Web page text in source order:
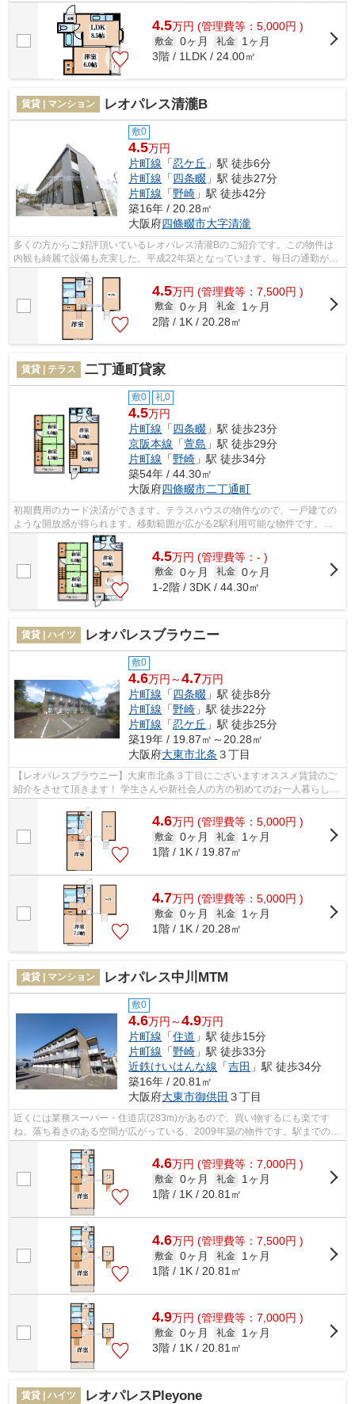
上階からの音が聞こえないのが最上階...
4.5万円 (管理費等：5,000円 )
敷金 0ヶ月 礼金
1ヶ月
3階 / 1LDK / 24.00㎡
賃貸 | マンション レオパレス清瀧B
敷0
4.5万円
片町線 「忍ケ丘 」駅 徒歩6分
片町線 「四条畷 」駅 徒歩27分
片町線 「野崎 」駅 徒歩42分
築16年 / 20.28㎡
大阪府四條畷市大字清瀧
多くの方からご好評頂いているレオパレス清瀧Bのご紹介です。この物件は
内観も綺麗で設備も充実した、平成22年築となっています。毎日の通勤が快
適になるマンション、2駅利用可能です...
4.5万円 (管理費等：7,500円 )
敷金 0ヶ月 礼金
1ヶ月
2階 / 1K / 20.28㎡
賃貸 | テラス 二丁通町貸家
敷0 礼0
4.5万円
片町線 「四条畷 」駅 徒歩23分
京阪本線 「萱島 」駅 徒歩29分
片町線 「野崎 」駅 徒歩34分
築54年 / 44.30㎡
大阪府四條畷市二丁通町
初期費用のカード決済ができます。テラスハウスの物件なので、一戸建ての
ような開放感が得られます。移動範囲が広がる2駅利用可能な物件です。四
條畷市で知名度のある片町線四条畷駅周...
4.5万円 (管理費等：- )
敷金 0ヶ月 礼金 0ヶ月
1-2階 / 3DK / 44.30㎡
賃貸 | ハイツ レオパレスブラウニー
敷0
4.6万円～4.7万円
片町線 「四条畷 」駅 徒歩8分
片町線 「野崎 」駅 徒歩22分
片町線 「忍ケ丘 」駅 徒歩25分
築19年 / 19.87㎡～20.28㎡
大阪府大東市北条 ３丁目
【レオパレスブラウニー】大東市北条３丁目にございますオススメ賃貸のご
紹介をさせて頂きます！ 学生さんや新社会人の方の初めてのお一人暮らしに
もオススメ！2006年築で外観も内装...
4.6万円 (管理費等：5,000円 )
敷金 0ヶ月 礼金
1ヶ月
1階 / 1K / 19.87㎡
4.7万円 (管理費等：5,000円 )
敷金 0ヶ月 礼金
1ヶ月
1階 / 1K / 20.28㎡
賃貸 | マンション レオパレス中川MTM
敷0
4.6万円～4.9万円
片町線 「住道 」駅 徒歩15分
片町線 「野崎 」駅 徒歩33分
近鉄けいはんな線 「吉田 」駅 徒歩34分
築16年 / 20.81㎡
大阪府大東市御供田 ３丁目
近くには業務スーパー・住道店(283m)があるので、買い物するにも楽です
ね。落ち着きのある空間が広がっている、2009年築の物件です。駅までのア
クセスも快適な、徒歩15分に位置する物...
4.6万円 (管理費等：7,000円 )
敷金 0ヶ月 礼金
1ヶ月
1階 / 1K / 20.81㎡
4.6万円 (管理費等：7,500円 )
敷金 0ヶ月 礼金
1ヶ月
1階 / 1K / 20.81㎡
4.9万円 (管理費等：7,000円 )
敷金 0ヶ月 礼金
1ヶ月
3階 / 1K / 20.81㎡
賃貸 | ハイツ レオパレスPleyone